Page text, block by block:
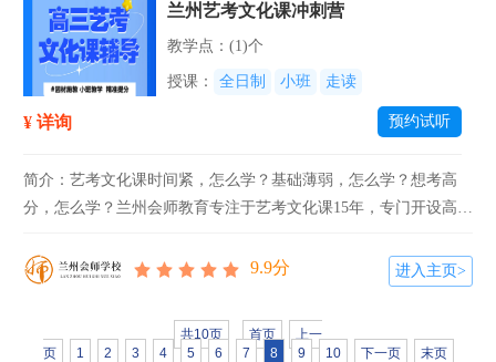
兰州艺考文化课冲刺营
教学点：(1)个
授课： 全日制 小班 走读
¥ 详询 预约试听
简介：艺考文化课时间紧，怎么学？基础薄弱，怎么学？想考高
分，怎么学？兰州会师教育专注于艺考文化课15年，专门开设高三
高考。【课程名称】兰州艺考文化课冲刺营【招生对象】高三应往
9.9分 进入主页>
共10页 首页
上一
页
1 2 3 4 5 6 7 8 9 10 下一页 末页